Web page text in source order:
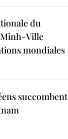
du
Ville
mondiales
succombent